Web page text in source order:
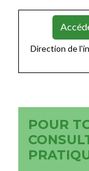
Direction de
POUR